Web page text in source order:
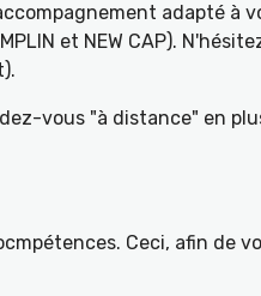
adapté à
et NEW CAP).
vous "à distance" en
Ceci, afin de